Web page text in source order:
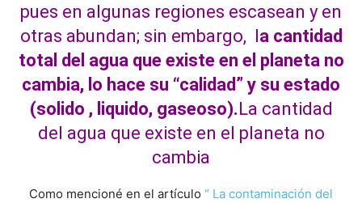
pues en algunas regiones escasean y en
otras abundan; sin embargo, l a cantidad
total del agua que existe en el planeta no
cambia, lo hace su “calidad” y su estado
(solido , liquido, gaseoso). La cantidad
del agua que existe en el planeta no
cambia
Como mencioné en el artículo “ La contaminación del